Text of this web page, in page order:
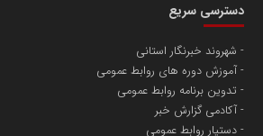
پایگاه اطلاع رسانی اعتلای نهادهای
تامین آهن اسفنجی تولیدکنندگان فولاد در کشور
مسعودصادقی
دسترسی سریع
شهروند خبرنگار استانی
آموزش دوره های روابط عمومی
تدوین برنامه روابط عمومی
آکادمی گزارش خبر
دستیار روابط عمومی